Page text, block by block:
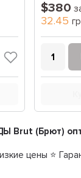
$380
32.45
Brut (Брют)
цены ⭐